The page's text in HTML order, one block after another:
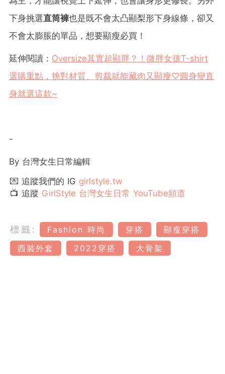
下身挑選直筒褲也是既不會太凸顯梨形下身線條，卻又
不會太膨脹的單品，想要顯瘦必買！
延伸閱讀： Oversize其實超顯胖？！微胖女孩T-shirt
選購重點，挑對材質、剪裁就能藏肉又顯瘦♡圓身變直
身就選這款~
-
By 台灣女生日常編輯
💌 追蹤我們的 IG girlstyle.tw
📺 追蹤 GirlStyle 台灣女生日常 YouTube頻道
標籤: Fashion 時尚 穿搭
顯瘦穿搭
西裝外套
2022穿搭 大骨架